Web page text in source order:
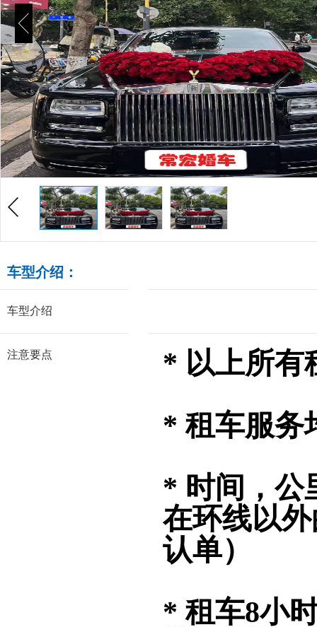
车型介绍：
车型介绍
注意要点
* 以上所有
* 租车服务
* 时间，公
在环线以
认单）
* 租车8小